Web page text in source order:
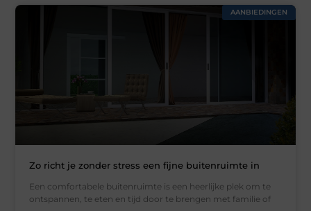
AANBIEDINGEN
Zo richt je zonder stress een fijne buitenruimte in
Een comfortabele buitenruimte is een heerlijke plek om te
ontspannen, te eten en tijd door te brengen met familie of